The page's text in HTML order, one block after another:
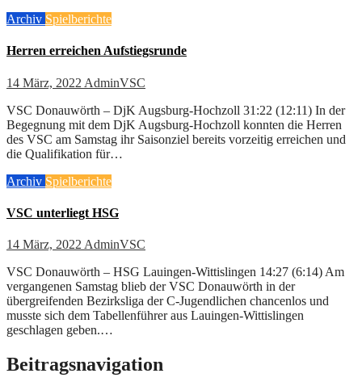
Archiv Spielberichte
Herren erreichen Aufstiegsrunde
14 März, 2022 AdminVSC
VSC Donauwörth – DjK Augsburg-Hochzoll 31:22 (12:11) In der
Begegnung mit dem DjK Augsburg-Hochzoll konnten die Herren
des VSC am Samstag ihr Saisonziel bereits vorzeitig erreichen und
die Qualifikation für…
Archiv Spielberichte
VSC unterliegt HSG
14 März, 2022 AdminVSC
VSC Donauwörth – HSG Lauingen-Wittislingen 14:27 (6:14) Am
vergangenen Samstag blieb der VSC Donauwörth in der
übergreifenden Bezirksliga der C-Jugendlichen chancenlos und
musste sich dem Tabellenführer aus Lauingen-Wittislingen
geschlagen geben.…
Beitragsnavigation